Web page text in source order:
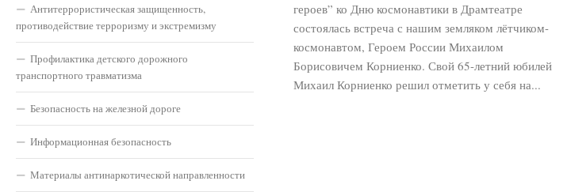
героев” ко Дню космонавтики в Драмтеатре
состоялась встреча с нашим земляком лётчиком-
космонавтом, Героем России Михаилом
Борисовичем Корниенко. Свой 65-летний юбилей
Михаил Корниенко решил отметить у себя на...
Антитеррористическая защищенность,
противодействие терроризму и экстремизму
Профилактика детского дорожного
транспортного травматизма
Безопасность на железной дороге
Информационная безопасность
Материалы антинаркотической направленности